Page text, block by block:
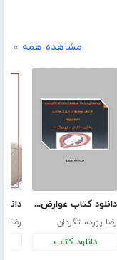
مشاهده همه »
دانلود کتاب عوارض بیماری ها در دوران بارداری
رضا پوردستگردان
دانلود کتاب
رضا